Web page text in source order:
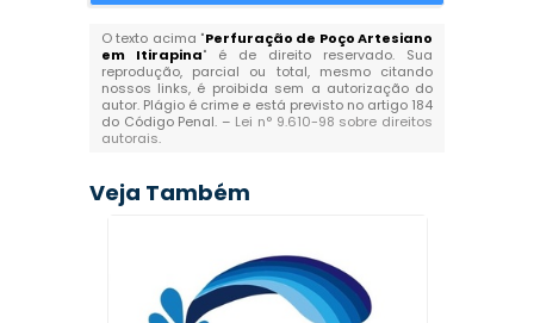
O texto acima "Perfuração de Poço Artesiano
em Itirapina" é de direito reservado. Sua
reprodução, parcial ou total, mesmo citando
nossos links, é proibida sem a autorização do
autor. Plágio é crime e está previsto no artigo 184
do Código Penal. – Lei n° 9.610-98 sobre direitos
autorais.
Veja Também